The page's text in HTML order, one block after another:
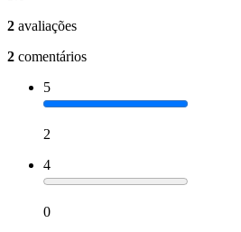
2 avaliações
2 comentários
5
2
4
0